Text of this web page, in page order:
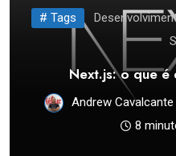
# Tags
Next.js: o que é
Andrew
8